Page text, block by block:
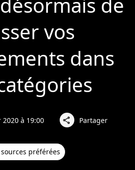
vos
dans
à 19:00 share Partager
préférées